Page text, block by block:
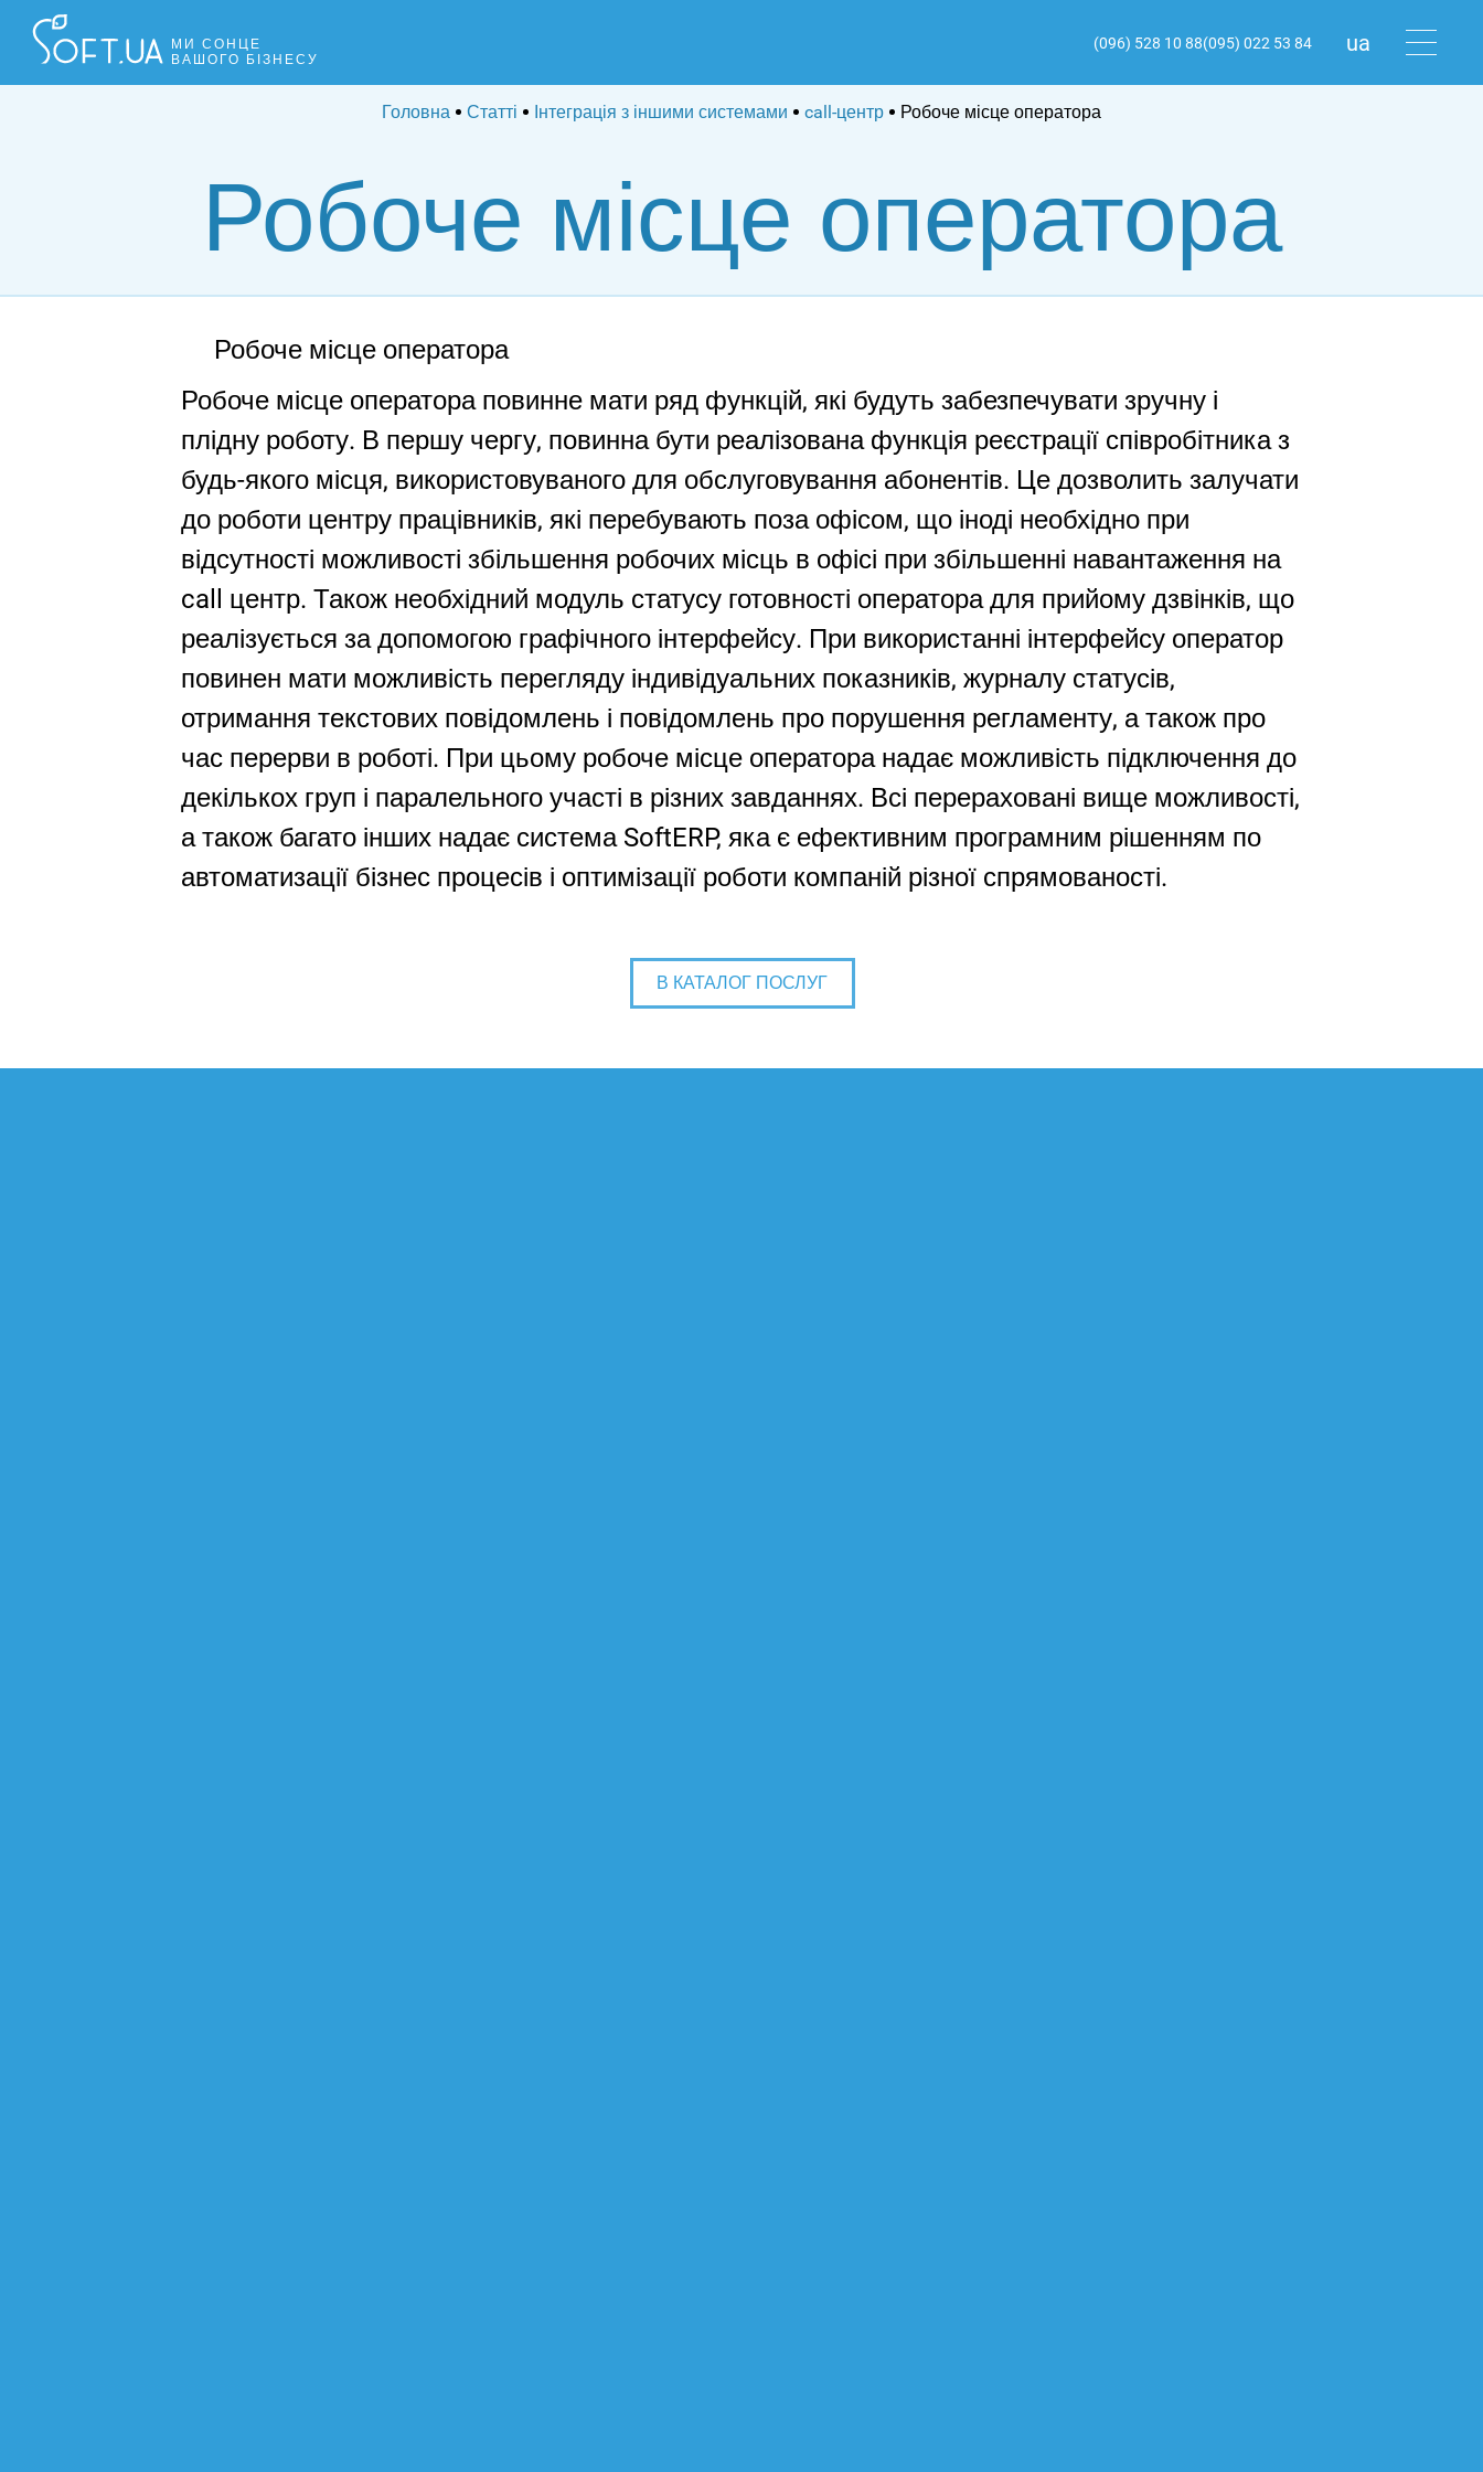
МИ СОНЦЕ
ВАШОГО БІЗНЕСУ
(096) 528 10 88(095) 022 53 84
ua
Головна Статті Інтеграція з іншими системами call-центр Робоче місце оператора
Робоче місце оператора
Робоче місце оператора
Робоче місце оператора повинне мати ряд функцій, які будуть забезпечувати зручну і
плідну роботу. В першу чергу, повинна бути реалізована функція реєстрації співробітника з
будь-якого місця, використовуваного для обслуговування абонентів. Це дозволить залучати
до роботи центру працівників, які перебувають поза офісом, що іноді необхідно при
відсутності можливості збільшення робочих місць в офісі при збільшенні навантаження на
call центр. Також необхідний модуль статусу готовності оператора для прийому дзвінків, що
реалізується за допомогою графічного інтерфейсу. При використанні інтерфейсу оператор
повинен мати можливість перегляду індивідуальних показників, журналу статусів,
отримання текстових повідомлень і повідомлень про порушення регламенту, а також про
час перерви в роботі. При цьому робоче місце оператора надає можливість підключення до
декількох груп і паралельного участі в різних завданнях. Всі перераховані вище можливості,
а також багато інших надає система SoftERP, яка є ефективним програмним рішенням по
автоматизації бізнес процесів і оптимізації роботи компаній різної спрямованості.
В КАТАЛОГ ПОСЛУГ